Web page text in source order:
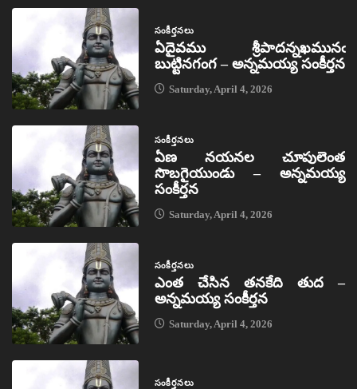
సంకీర్తనలు
ఏదైవము శ్రీపాదన్నఖమునఁ
బుట్టినగంగ – అన్నమయ్య సంకీర్తన
Saturday, April 4, 2026
సంకీర్తనలు
ఏణ నయనల చూపులెంత
సొబగైయుండు – అన్నమయ్య
సంకీర్తన
Saturday, April 4, 2026
సంకీర్తనలు
ఎంత చేసిన తనకేది తుద –
అన్నమయ్య సంకీర్తన
Saturday, April 4, 2026
సంకీర్తనలు